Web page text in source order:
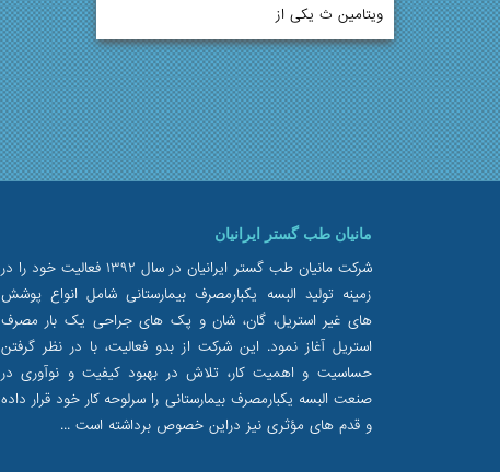
ویتامین ث یکی از
مانیان طب گستر ایرانیان
شرکت مانیان طب گستر ایرانیان در سال ۱۳۹۲ فعالیت خود را در
زمینه تولید البسه یکبارمصرف بیمارستانی شامل انواع پوشش
های غیر استریل، گان، شان و پک های جراحی یک بار مصرف
استریل آغاز نمود. این شرکت از بدو فعالیت، با در نظر گرفتن
حساسیت و اهمیت کار، تلاش در بهبود کیفیت و نوآوری در
صنعت البسه یکبارمصرف بیمارستانی را سرلوحه کار خود قرار داده
و قدم های مؤثری نیز دراین خصوص برداشته است ...